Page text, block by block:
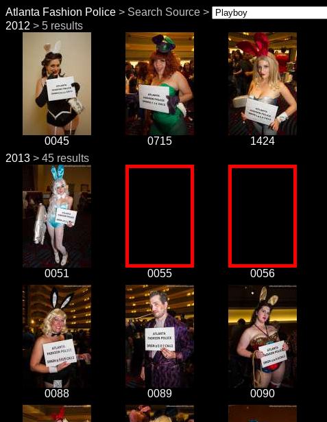
Atlanta Fashion Police > Search Source >
2012 > 5 results
0045 0715 1424
2013 > 45 results
0051 0055 0056
0088 0089 0090